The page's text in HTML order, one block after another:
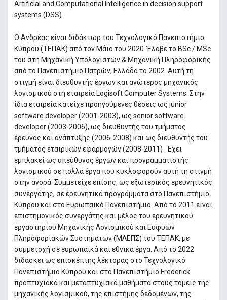
Artificial and Computational Intelligence in decision support
systems (DSS).
Ο Ανδρέας είναι διδάκτωρ του Τεχνολογικό Πανεπιστήμιο
Κύπρου (ΤΕΠΑΚ) από τον Μάιο του 2020. Έλαβε το BSc / MSc
του στη Μηχανική Υπολογιστών & Μηχανική Πληροφορικής
από το Πανεπιστήμιο Πατρών, Ελλάδα το 2002. Αυτή τη
στιγμή είναι διευθυντής έργων και ανώτερος μηχανικός
λογισμικού στη εταιρεία Logisoft Computer Systems. Στην
ίδια εταιρεία κατείχε προηγούμενες θέσεις ως junior
software developer (2001-2003), ως senior software
developer (2003-2006), ως διευθυντής του τμήματος
έρευνας και ανάπτυξης (2006-2008) και ως διευθυντής του
τμήματος εταιρικών εφαρμογών (2008-2011) . Έχει
εμπλακεί ως υπεύθυνος έργων και προγραμματιστής
λογισμικού σε πολλά έργα που κυκλοφορούν αυτή τη στιγμή
στην αγορά. Συμμετείχε επίσης, ως εξωτερικός ερευνητικός
συνεργάτης, σε ερευνητικά προγράμματα στο Πανεπιστήμιο
Κύπρου και στο Ευρωπαϊκό Πανεπιστήμιο. Από το 2011 είναι
επιστημονικός συνεργάτης και μέλος του ερευνητικού
εργαστηρίου Μηχανικής Λογισμικού και Ευφυών
Πληροφοριακών Συστημάτων (ΜΛΕΠΣ) του ΤΕΠΑΚ, με
συμμετοχή σε ευρωπαϊκά και εθνικά έργα. Από το 2022
διδάσκει ως επισκέπτης λέκτορας στο Τεχνολογικό
Πανεπιστήμιο Κύπρου και στο Πανεπιστήμιο Frederick
προπτυχιακά και μεταπτυχιακά μαθήματα στους τομείς της
μηχανικής λογισμικού, της επιστήμης δεδομένων, της